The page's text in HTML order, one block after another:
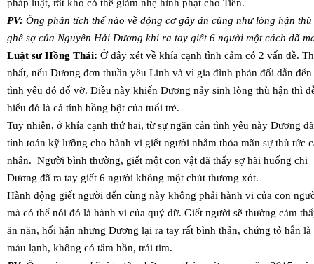
pháp luật, rất khó có thể giảm nhẹ hình phạt cho Tiến.
PV: Ông phân tích thế nào về động cơ gây án cũng như lòng hận thù
ghê sợ của Nguyễn Hải Dương khi ra tay giết 6 người một cách dã
Luật sư Hồng Thái: Ở đây xét về khía cạnh tình cảm có 2 vấn đề.
nhất, nếu Dương đơn thuần yêu Linh và vì gia đình phản đối dẫn đến
tình yêu đó đổ vỡ. Điều này khiến Dương nảy sinh lòng thù hận thì
hiểu đó là cá tính bồng bột của tuổi trẻ.
Tuy nhiên, ở khía cạnh thứ hai, từ sự ngăn cản tình yêu này Dương đã
tính toán kỹ lưỡng cho hành vi giết người nhằm thỏa mãn sự thù tức
nhân. Người bình thường, giết một con vật đã thấy sợ hãi huống chi
Dương đã ra tay giết 6 người không một chút thương xót.
Hành động giết người đến cùng này không phải hành vi của con
mà có thể nói đó là hành vi của quỷ dữ. Giết người sẽ thường cảm
ăn năn, hối hận nhưng Dương lại ra tay rất bình thản, chứng tỏ hắn là
máu lạnh, không có tâm hồn, trái tim.